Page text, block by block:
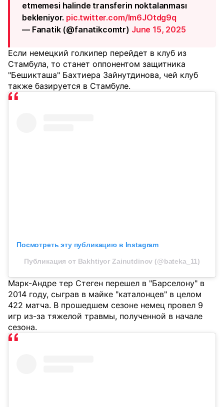
etmemesi halinde transferin noktalanması
bekleniyor. pic.twitter.com/Im6JOtdg9q
— Fanatik (@fanatikcomtr) June 15, 2025
Если немецкий голкипер перейдет в клуб из
Стамбула, то станет оппонентом защитника
"Бешикташа" Бахтиера Зайнутдинова, чей клуб
также базируется в Стамбуле.
Посмотреть эту публикацию в Instagram
Публикация от Bakhtiyor Zainutdinov (@bateka_11)
Марк-Андре тер Стеген перешел в "Барселону" в
2014 году, сыграв в майке "каталонцев" в целом
422 матча. В прошедшем сезоне немец провел 9
игр из-за тяжелой травмы, полученной в начале
сезона.